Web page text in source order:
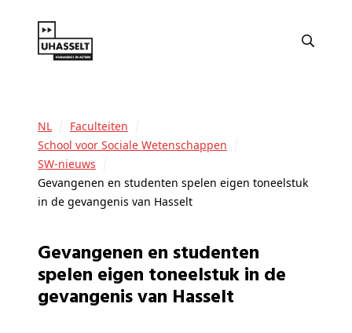
NL
Faculteiten
School voor Sociale Wetenschappen
SW-nieuws
Gevangenen en studenten spelen eigen toneelstuk
in de gevangenis van Hasselt
Gevangenen en studenten
spelen eigen toneelstuk in de
gevangenis van Hasselt